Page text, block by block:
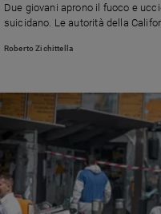
e
Creato
Volontariato
Aziende
valore
Caso
della
settimana
Migranti
Due giovani aprono il fuoco e
suicidano. Le autorità della
Roberto Zichittella